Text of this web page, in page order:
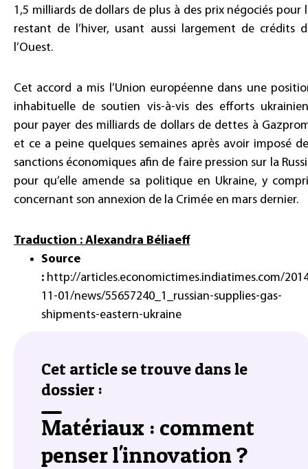
1,5 milliards de dollars de plus à des prix négociés pour
restant de l’hiver, usant aussi largement de crédits
l’Ouest.
Cet accord a mis l’Union européenne dans une
inhabituelle de soutien vis-à-vis des efforts
pour payer des milliards de dollars de dettes à
et ce a peine quelques semaines après avoir imposé
sanctions économiques afin de faire pression sur la
pour qu’elle amende sa politique en Ukraine, y
concernant son annexion de la Crimée en mars dernier.
Traduction : Alexandra Béliaeff
Source
: http://articles.economictimes.indiatimes.com/
11-01/news/55657240_1_russian-supplies-gas-
shipments-eastern-ukraine
Cet article se trouve dans le
dossier :
Matériaux : comment
penser l'innovation ?